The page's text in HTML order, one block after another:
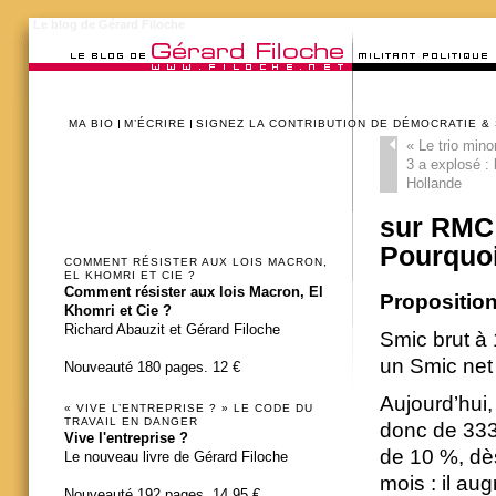
MA BIO M’ÉCRIRE SIGNEZ LA CONTRIBUTION DE DÉMOCRATIE &
«Le trio
3 a explosé :
Hollande
sur
Smic brut à
un Smic
donc de
de 10 %,
mois : il
COMMENT RÉSISTER AUX LOIS MACRON,
EL KHOMRI ET CIE ?
Comment résister aux lois Macron, El
Khomri et Cie ?
Richard Abauzit et Gérard Filoche
Nouveauté 180 pages. 12 €
« VIVE L’ENTREPRISE ? » LE CODE DU
TRAVAIL EN DANGER
Vive l'entreprise ?
Le nouveau livre de Gérard Filoche